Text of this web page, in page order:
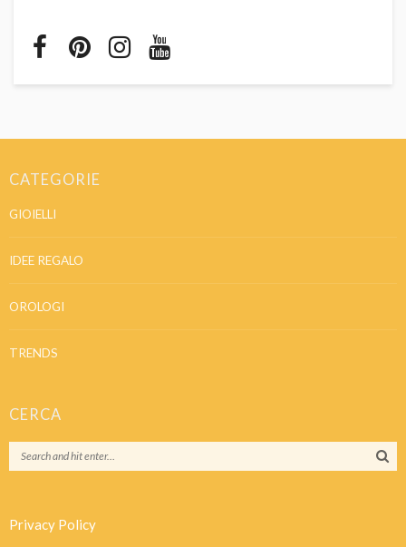
CATEGORIE
GIOIELLI
IDEE REGALO
OROLOGI
TRENDS
CERCA
Privacy Policy